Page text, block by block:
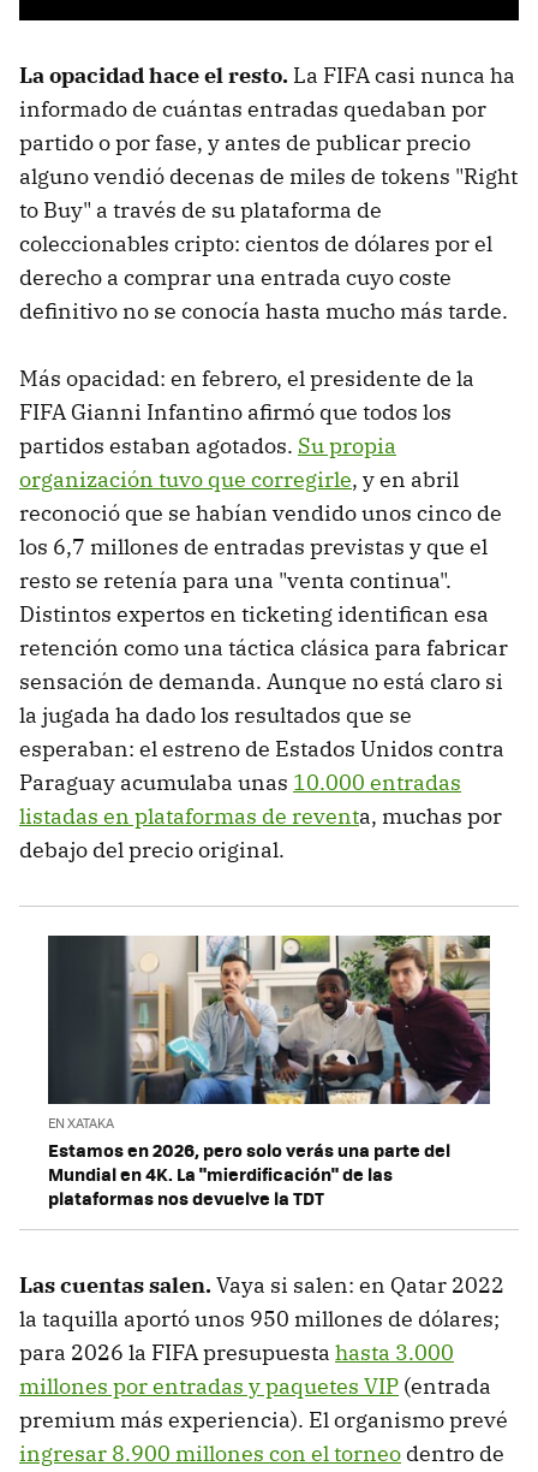
La opacidad hace el resto. La FIFA casi nunca ha
informado de cuántas entradas quedaban por
partido o por fase, y antes de publicar precio
alguno vendió decenas de miles de tokens "Right
to Buy" a través de su plataforma de
coleccionables cripto: cientos de dólares por el
derecho a comprar una entrada cuyo coste
definitivo no se conocía hasta mucho más tarde.
Más opacidad: en febrero, el presidente de la
FIFA Gianni Infantino afirmó que todos los
partidos estaban agotados. Su propia
organización tuvo que corregirle, y en abril
reconoció que se habían vendido unos cinco de
los 6,7 millones de entradas previstas y que el
resto se retenía para una "venta continua".
Distintos expertos en ticketing identifican esa
retención como una táctica clásica para fabricar
sensación de demanda. Aunque no está claro si
la jugada ha dado los resultados que se
esperaban: el estreno de Estados Unidos contra
Paraguay acumulaba unas 10.000 entradas
listadas en plataformas de reventa, muchas por
debajo del precio original.
EN XATAKA
Estamos en 2026, pero solo verás una parte del
Mundial en 4K. La "mierdificación" de las
plataformas nos devuelve la TDT
Las cuentas salen.Vaya si salen: en Qatar 2022
la taquilla aportó unos 950 millones de dólares;
para 2026 la FIFA presupuesta hasta 3.000
millones por entradas y paquetes VIP (entrada
premium más experiencia). El organismo prevé
ingresar 8.900 millones con el torneo dentro de